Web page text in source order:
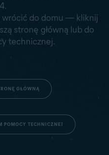
wrócić do domu — kliknij
stronę główną lub do
technicznej.
GŁÓWNĄ
POMOCY TECHNICZNEJ